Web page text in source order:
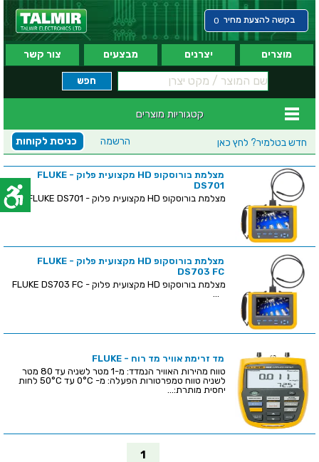
בקשה להצעת מחיר 0
מוצרים יצרנים מבצעים צור קשר
קטגוריות מוצרים
חדש בטלמיר? לחץ כאן כניסת לקוחות הרשמה
מצלמת בורוסקופ HD מקצועית פלוק - FLUKE
DS701
מצלמת בורוסקופ HD מקצועית פלוק - FLUKE DS701 ...
מצלמת בורוסקופ HD מקצועית פלוק - FLUKE
DS703 FC
...
מד זרימת אוויר מד רוח - FLUKE
טווח מהירות האוויר הנמדד: מ-1 מטר לשניה עד 80 מטר
לשניה טווח טמפרטורות הפעלה: מ- 0°C עד 50°C לחות
יחסית מותרת:...
1